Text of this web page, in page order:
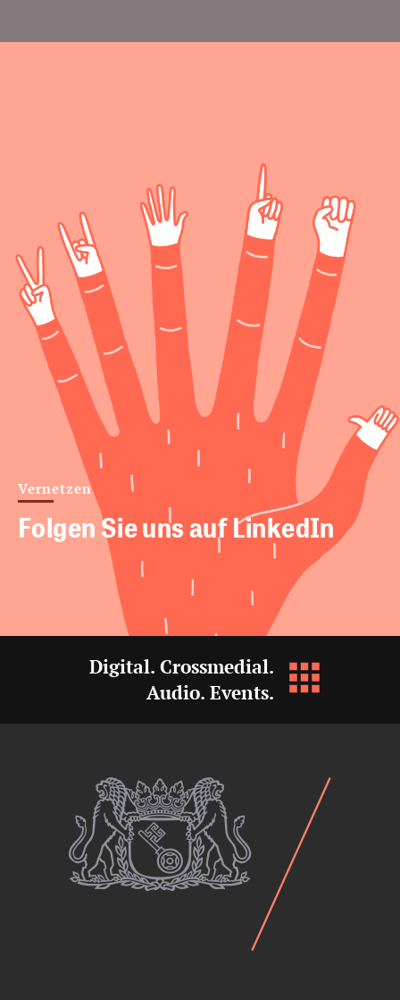
Vernetzen
Folgen Sie uns auf LinkedIn
Digital. Crossmedial.
Audio. Events.